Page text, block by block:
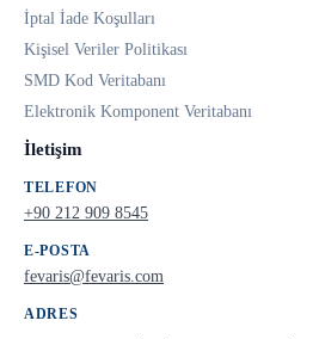
İptal İade Koşulları
Kişisel Veriler Politikası
SMD Kod Veritabanı
Elektronik Komponent Veritabanı
İletişim
TELEFON
+90 212 909 8545
E-POSTA
fevaris@fevaris.com
ADRES